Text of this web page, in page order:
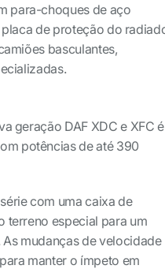
para-choques de aço
de proteção do
basculantes,
geração DAF XDC e XFC é
potências de até 390
com uma caixa de
terreno especial para um
mudanças de velocidade
manter o ímpeto em